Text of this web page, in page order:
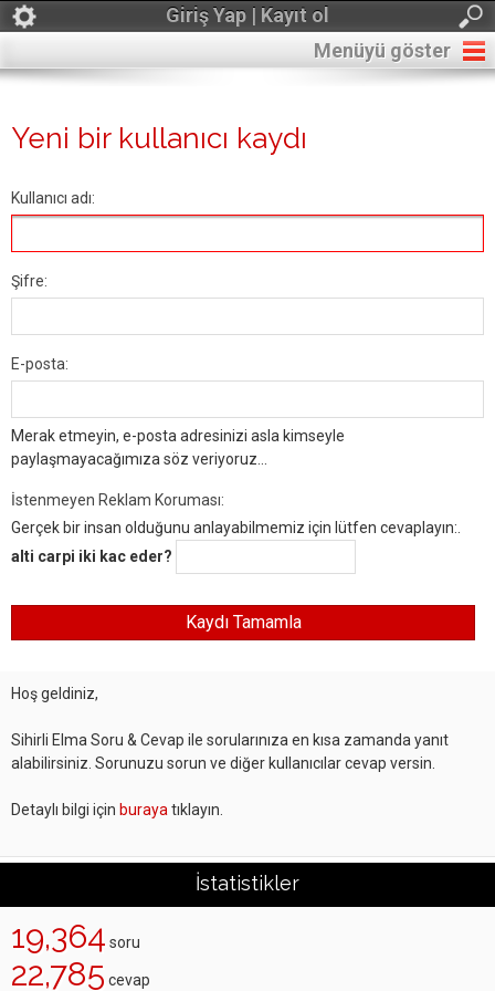
Giriş Yap | Kayıt ol
Menüyü göster
Yeni bir kullanıcı kaydı
Kullanıcı adı:
Şifre:
E-posta:
Merak etmeyin, e-posta adresinizi asla kimseyle
paylaşmayacağımıza söz veriyoruz...
İstenmeyen Reklam Koruması:
Gerçek bir insan olduğunu anlayabilmemiz için lütfen cevaplayın:.
alti carpi iki kac eder?
Hoş geldiniz,
Sihirli Elma Soru & Cevap ile sorularınıza en kısa zamanda yanıt
alabilirsiniz. Sorunuzu sorun ve diğer kullanıcılar cevap versin.
Detaylı bilgi için buraya tıklayın.
İstatistikler
19,364 soru
22,785 cevap